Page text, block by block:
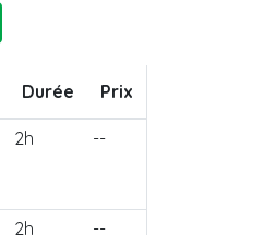
Durée Prix
2h --
2h
--